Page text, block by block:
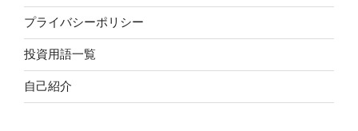
プライバシーポリシー
投資用語一覧
自己紹介